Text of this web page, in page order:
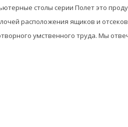
столы серии Полет это
расположения ящиков и
умственного труда. Мы